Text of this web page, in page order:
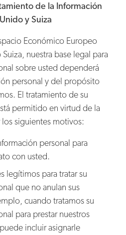
de la Información
y Suiza
Económico Europeo
nuestra base legal para
sobre usted dependerá
personal y del propósito
El tratamiento de su
permitido en virtud de la
siguientes motivos:
personal para
con usted.
legítimos para tratar su
que no anulan sus
cuando tratamos su
para prestar nuestros
incluir asignarle